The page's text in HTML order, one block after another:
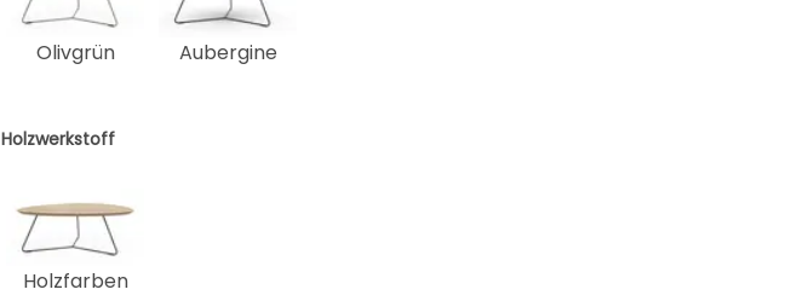
Olivgrün Aubergine
Holzwerkstoff
Holzfarben